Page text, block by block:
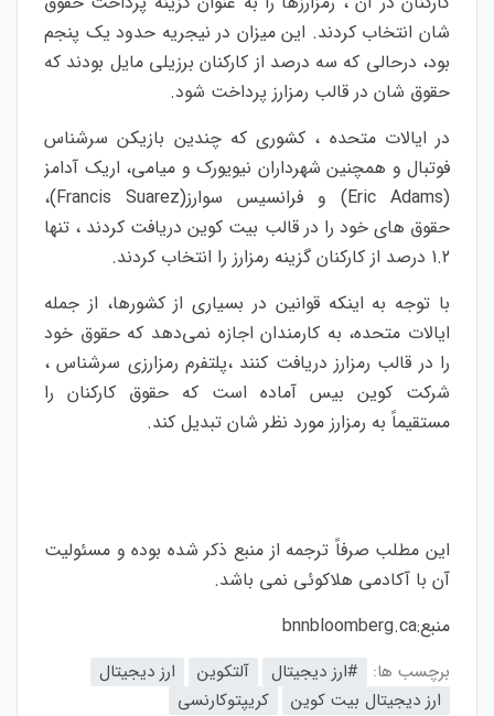
شان انتخاب کردند. این میزان در نیجریه حدود یک پنجم
بود، درحالی که سه درصد از کارکنان برزیلی مایل بودند که
حقوق شان در قالب رمزارز پرداخت شود.
در ایالات متحده ، کشوری که چندین بازیکن سرشناس
فوتبال و همچنین شهرداران نیویورک و میامی، اریک آدامز
(Eric Adams) و فرانسیس سوارز(Francis Suarez)،
حقوق های خود را در قالب بیت کوین دریافت کردند ، تنها
1.2 درصد از کارکنان گزینه رمزارز را انتخاب کردند.
با توجه به اینکه قوانین در بسیاری از کشورها، از جمله
ایالات متحده، به کارمندان اجازه نمی‌دهد که حقوق خود
را در قالب رمزارز دریافت کنند ،پلتفرم رمزارزی سرشناس ،
شرکت کوین بیس آماده است که حقوق کارکنان را
مستقیماً به رمزارز مورد نظر شان تبدیل کند.
این مطلب صرفاً ترجمه از منبع ذکر شده بوده و مسئولیت
آن با آکادمی هلاکوئی نمی باشد.
منبع:bnnbloomberg.ca
برچسب ها: #ارز‌ دیجیتال آلتکوین
ارز دیجیتال
ارز دیجیتال بیت کوین
کریپتوکارنسی